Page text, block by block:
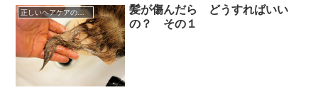
正しいヘアケアの仕方
髪が傷んだら どうすればいい
の？ その１